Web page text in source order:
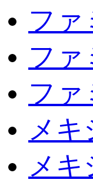
ファ
ファ
ファ
メキ
メキ